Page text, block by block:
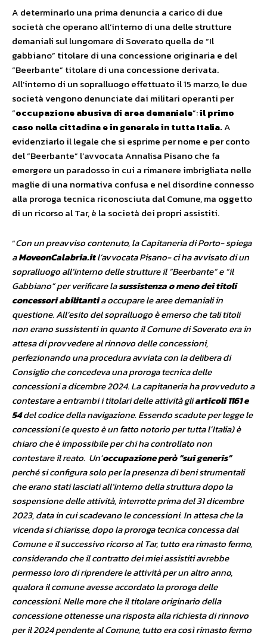
A determinarlo una prima denuncia a carico di due
società che operano all’interno di una delle strutture
demaniali sul lungomare di Soverato quella de “Il
gabbiano” titolare di una concessione originaria e del
“Beerbante” titolare di una concessione derivata.
All’interno di un sopralluogo effettuato il 15 marzo, le due
società vengono denunciate dai militari operanti per
“occupazione abusiva di area demaniale”:il primo
caso nella cittadina e in generale in tutta Italia.A
evidenziarlo il legale che si esprime per nome e per conto
del “Beerbante” l’avvocata Annalisa Pisano che fa
emergere un paradosso in cui a rimanere imbrigliata nelle
maglie di una normativa confusa e nel disordine connesso
alla proroga tecnica riconosciuta dal Comune, ma oggetto
di un ricorso al Tar, è la società dei propri assistiti.
“Con un preavviso contenuto, la Capitaneria di Porto- spiega
aMoveonCalabria.itl’avvocata Pisano- ci ha avvisato di un
sopralluogo all’interno delle strutture il “Beerbante” e “il
Gabbiano” per verificare lasussistenza o meno dei titoli
concessori abilitantia occupare le aree demaniali in
questione. All’esito del sopralluogo è emerso che tali titoli
non erano sussistenti in quanto il Comune di Soverato era in
attesa di provvedere al rinnovo delle concessioni,
perfezionando una procedura avviata con la delibera di
Consiglio che concedeva una proroga tecnica delle
concessioni a dicembre 2024. La capitaneria ha provveduto a
contestare a entrambi i titolari delle attività gliarticoli 1161 e
54del codice della navigazione. Essendo scadute per legge le
concessioni (e questo è un fatto notorio per tutta l’Italia) è
chiaro che è impossibile per chi ha controllato non
contestare il reato. Un’occupazione però “sui generis”
perché si configura solo per la presenza di beni strumentali
che erano stati lasciati all’interno della struttura dopo la
sospensione delle attività, interrotte prima del 31 dicembre
2023, data in cui scadevano le concessioni. In attesa che la
vicenda si chiarisse, dopo la proroga tecnica concessa dal
Comune e il successivo ricorso al Tar, tutto era rimasto fermo,
considerando che il contratto dei miei assistiti avrebbe
permesso loro di riprendere le attività per un altro anno,
qualora il comune avesse accordato la proroga delle
concessioni. Nelle more che il titolare originario della
concessione ottenesse una risposta alla richiesta di rinnovo
per il 2024 pendente al Comune, tutto era così rimasto fermo